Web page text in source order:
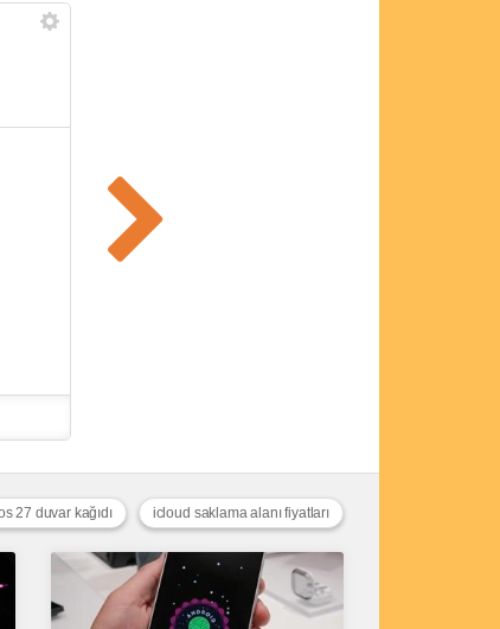
icloud saklama alanı fiyatları
27 duvar kağıdı